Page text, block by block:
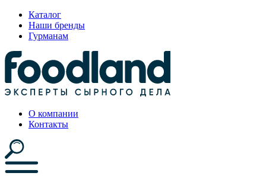
Каталог
Наши бренды
Гурманам
О компании
Контакты